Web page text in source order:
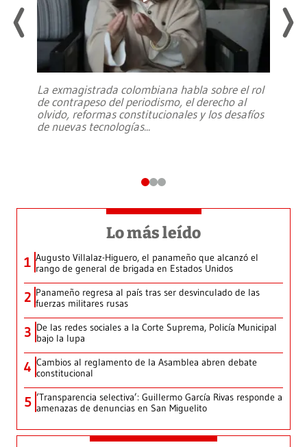
La exmagistrada colombiana habla sobre el rol
de contrapeso del periodismo, el derecho al
olvido, reformas constitucionales y los desafíos
de nuevas tecnologías...
Lo más leído
1 Augusto Villalaz-Higuero, el panameño que alcanzó el
rango de general de brigada en Estados Unidos
2 Panameño regresa al país tras ser desvinculado de las
fuerzas militares rusas
3 De las redes sociales a la Corte Suprema, Policía Municipal
bajo la lupa
4 Cambios al reglamento de la Asamblea abren debate
constitucional
5 ‘Transparencia selectiva’: Guillermo García Rivas responde a
amenazas de denuncias en San Miguelito